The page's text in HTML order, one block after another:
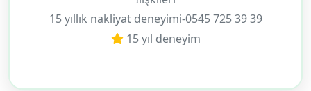
15 yıllık nakliyat deneyimi-0545 725 39 39
15 yıl deneyim